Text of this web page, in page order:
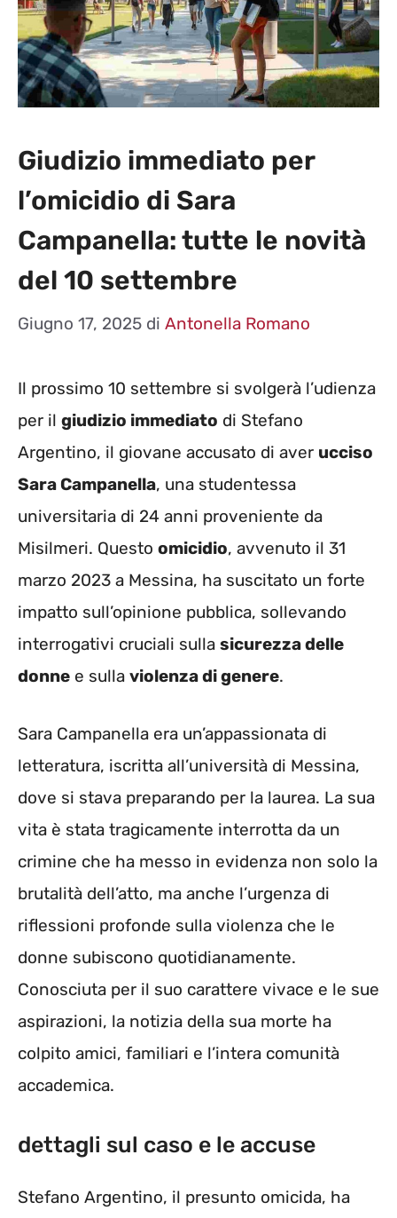
Giudizio immediato per
l’omicidio di Sara
Campanella: tutte le novità
del 10 settembre
Giugno 17, 2025 di Antonella Romano
Il prossimo 10 settembre si svolgerà l’udienza
per il giudizio immediato di Stefano
Argentino, il giovane accusato di aver ucciso
Sara Campanella, una studentessa
universitaria di 24 anni proveniente da
Misilmeri. Questo omicidio, avvenuto il 31
marzo 2023 a Messina, ha suscitato un forte
impatto sull’opinione pubblica, sollevando
interrogativi cruciali sulla sicurezza delle
donne e sulla violenza di genere.
Sara Campanella era un’appassionata di
letteratura, iscritta all’università di Messina,
dove si stava preparando per la laurea. La sua
vita è stata tragicamente interrotta da un
crimine che ha messo in evidenza non solo la
brutalità dell’atto, ma anche l’urgenza di
riflessioni profonde sulla violenza che le
donne subiscono quotidianamente.
Conosciuta per il suo carattere vivace e le sue
aspirazioni, la notizia della sua morte ha
colpito amici, familiari e l’intera comunità
accademica.
dettagli sul caso e le accuse
Stefano Argentino, il presunto omicida, ha